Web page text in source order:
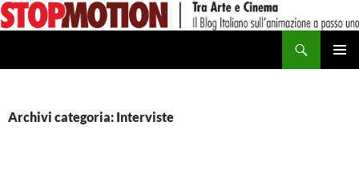
Vai
al
Archivi categoria: Interviste